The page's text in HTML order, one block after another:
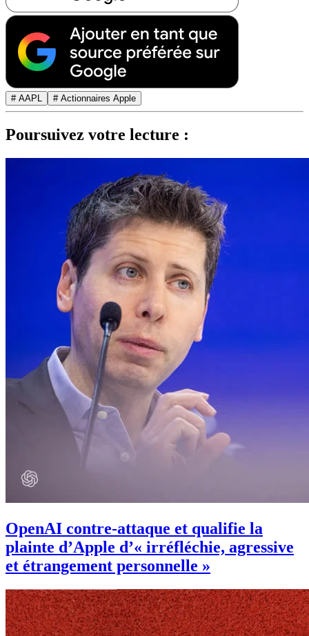
# AAPL # Actionnaires Apple
Poursuivez votre lecture :
OpenAI contre-attaque et qualifie la
plainte d’Apple d’« irréfléchie, agressive
et étrangement personnelle »